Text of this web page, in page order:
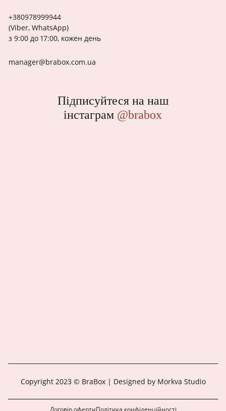
+380978999944
(Viber, WhatsApp)
з 9:00 до 17:00, кожен день
manager@brabox.com.ua
Підписуйтеся на наш
інстаграм @brabox
Copyright 2023 © BraBox | Designed by Morkva Studio
Договір офертиПолітика конфіденційності